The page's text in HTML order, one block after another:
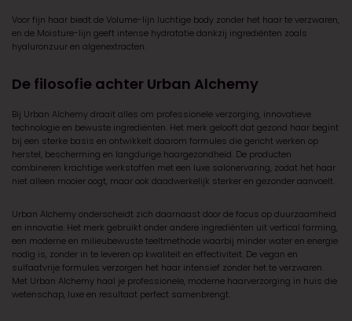
Voor fijn haar biedt de Volume-lijn luchtige body zonder het haar te verzwaren,
en de Moisture-lijn geeft intense hydratatie dankzij ingrediënten zoals
hyaluronzuur en algenextracten.
De filosofie achter Urban Alchemy
Bij Urban Alchemydraait alles om professionele verzorging, innovatieve
technologie en bewuste ingrediënten. Het merk gelooft dat gezond haar begint
bij een sterke basis en ontwikkelt daarom formules die gericht werken op
herstel, bescherming en langdurige haargezondheid. De producten
combineren krachtige werkstoffen met een luxe salonervaring, zodat het haar
niet alleen mooier oogt, maar ook daadwerkelijk sterker en gezonder aanvoelt.
Urban Alchemyonderscheidt zich daarnaast door de focus op duurzaamheid
en innovatie. Het merk gebruikt onder andere ingrediënten uit vertical farming,
een moderne en milieubewuste teeltmethode waarbij minder water en energie
nodig is, zonder in te leveren op kwaliteit en effectiviteit. De vegan en
sulfaatvrije formules verzorgen het haar intensief zonder het te verzwaren.
Met Urban Alchemy haal je professionele, moderne haarverzorging in huis die
wetenschap, luxe en resultaat perfect samenbrengt.